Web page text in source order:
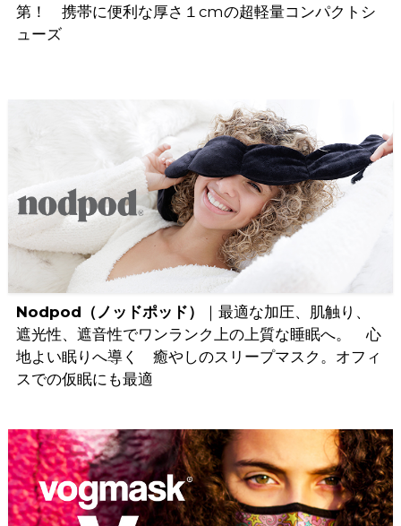
第！ 携帯に便利な厚さ１cmの超軽量コンパクトシ
ューズ
Nodpod（ノッドポッド）
｜最適な加圧、肌触り、
遮光性、遮音性でワンランク上の上質な睡眠へ。 心
地よい眠りへ導く 癒やしのスリープマスク。オフィ
スでの仮眠にも最適